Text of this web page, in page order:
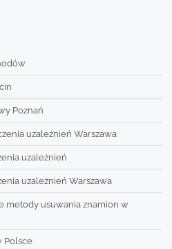
Poznań
uzależnień Warszawa
uzależnień
uzależnień Warszawa
metody usuwania znamion w
Polsce